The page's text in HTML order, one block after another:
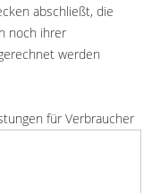
abschließt, die
noch ihrer
werden
für Verbraucher